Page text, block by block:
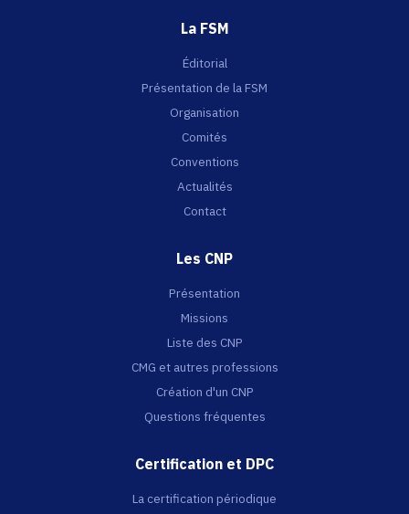
La FSM
Éditorial
Présentation de la FSM
Organisation
Comités
Conventions
Actualités
Contact
Les CNP
Présentation
Missions
Liste des CNP
CMG et autres professions
Création d'un CNP
Questions fréquentes
Certification et DPC
La certification périodique